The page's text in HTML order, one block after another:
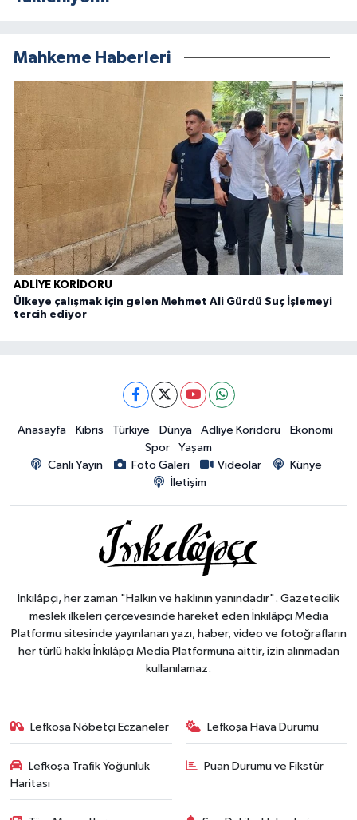
Mahkeme Haberleri
ADLIYE KORIDORU
Ülkeye çalışmak için gelen Mehmet Ali Gürdü Suç İşlemeyi
tercih ediyor
Anasayfa Kıbrıs Türkiye Dünya Adliye Koridoru
Ekonomi
Spor
Yaşam
Canlı Yayın
Foto Galeri Videolar
Künye
İletişim
İnkılâpçı, her zaman "Halkın ve haklının yanındadır". Gazetecilik
meslek ilkeleri çerçevesinde hareket eden İnkılâpçı Media
Platformu sitesinde yayınlanan yazı, haber, video ve fotoğrafların
her türlü hakkı İnkılâpçı Media Platformuna aittir, izin alınmadan
kullanılamaz.
Lefkoşa Nöbetçi Eczaneler Lefkoşa Hava Durumu
Lefkoşa Trafik Yoğunluk
Haritası
Puan Durumu ve Fikstür